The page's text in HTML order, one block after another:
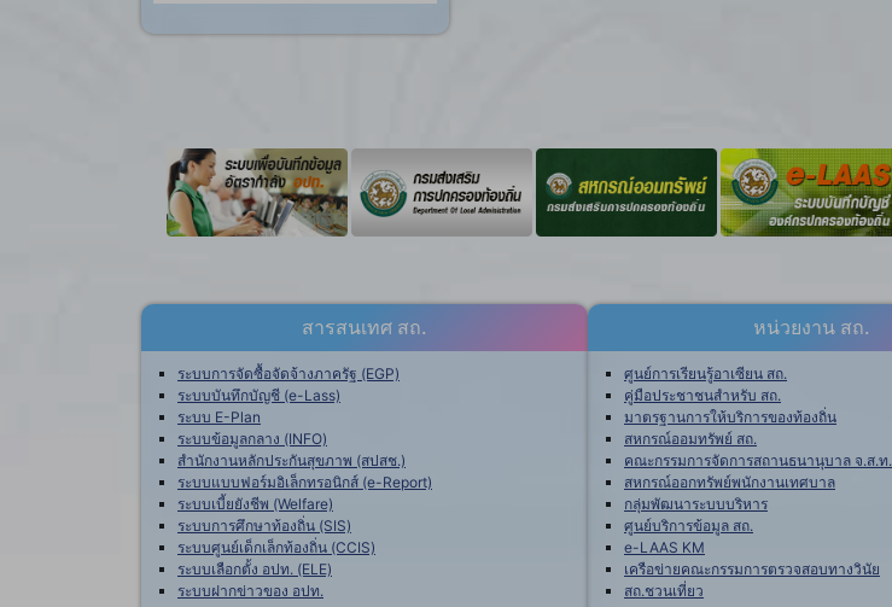
สารสนเทศ สถ.
ระบบการจัดซื้อจัดจ้างภาครัฐ (EGP)
ระบบบันทึกบัญชี (e-Lass)
ระบบ E-Plan
ระบบข้อมูลกลาง (INFO)
สำนักงานหลักประกันสุขภาพ (สปสช.)
ระบบแบบฟอร์มอิเล็กทรอนิกส์ (e-Report)
ระบบเบี้ยยังชีพ (Welfare)
ระบบการศึกษาท้องถิ่น (SIS)
ระบบศูนย์เด็กเล็กท้องถิ่น (CCIS)
ระบบเลือกตั้ง อปท. (ELE)
ระบบฝากข่าวของ อปท.
หน่วยงาน สถ.
ศูนย์การเรียนรู้อาเซียน สถ.
คู่มือประชาชนสำหรับ สถ.
มาตรฐานการให้บริการของท้องถิ่น
สหกรณ์ออมทรัพย์ สถ.
คณะกรรมการจัดการสถานธนานุบาล จ.ส.ท.
สหกรณ์ออกทรัพย์พนักงานเทศบาล
กลุ่มพัฒนาระบบบริหาร
ศูนย์บริการข้อมูล สถ.
e-LAAS KM
เครือข่ายคณะกรรมการตรวจสอบทางวินัย
สถ.ชวนเที่ยว